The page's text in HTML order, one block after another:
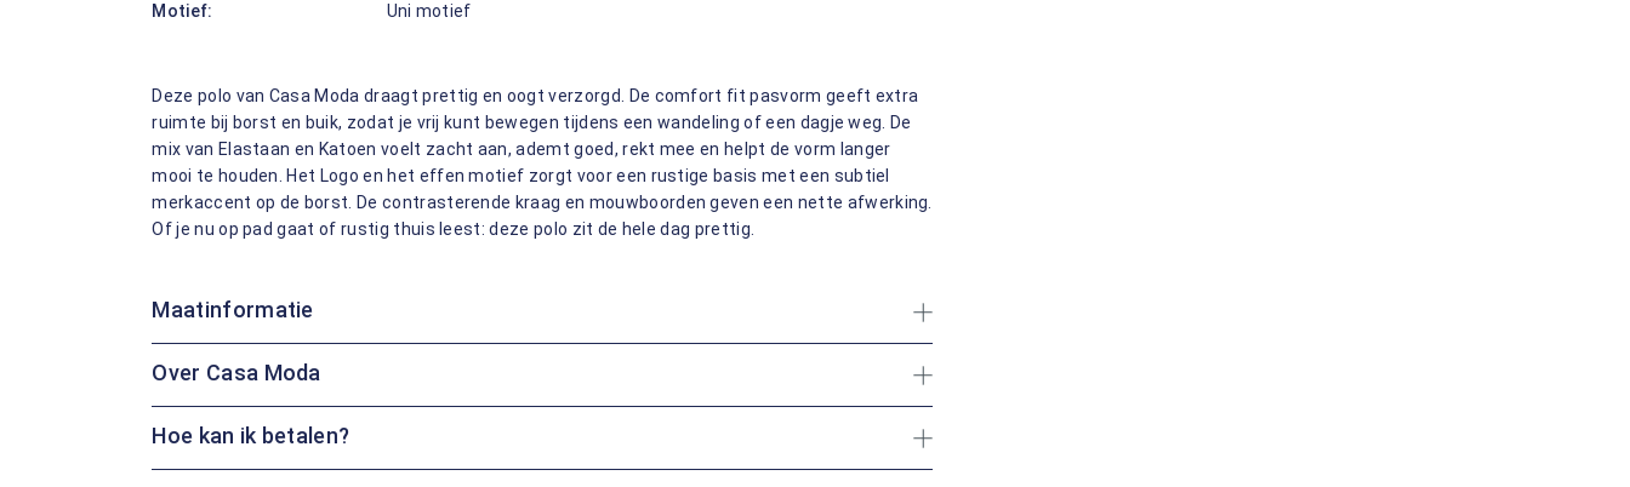
Motief:
Uni motief
Deze polo van Casa Moda draagt prettig en oogt verzorgd. De comfort fit pasvorm geeft extra
ruimte bij borst en buik, zodat je vrij kunt bewegen tijdens een wandeling of een dagje weg. De
mix van Elastaan en Katoen voelt zacht aan, ademt goed, rekt mee en helpt de vorm langer
mooi te houden. Het Logo en het effen motief zorgt voor een rustige basis met een subtiel
merkaccent op de borst. De contrasterende kraag en mouwboorden geven een nette afwerking.
Of je nu op pad gaat of rustig thuis leest: deze polo zit de hele dag prettig.
Maatinformatie
Over Casa Moda
Hoe kan ik betalen?